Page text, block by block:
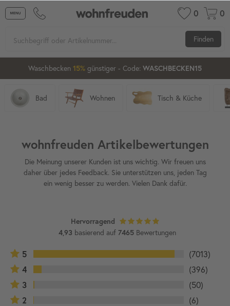
0 0
Finden
Waschbecken 15% günstiger - Code: WASCHBECKEN15
20%
Bad Wohnen Tisch & Küche
wohnfreuden Artikelbewertungen
Die Meinung unserer Kunden ist uns wichtig. Wir freuen uns
daher über jedes Feedback. Sie unterstützen uns, jeden Tag
ein wenig besser zu werden. Vielen Dank dafür.
Hervorragend
4,93 basierend auf 7465 Bewertungen
5
(7013)
4
(396)
3
(50)
2
(6)